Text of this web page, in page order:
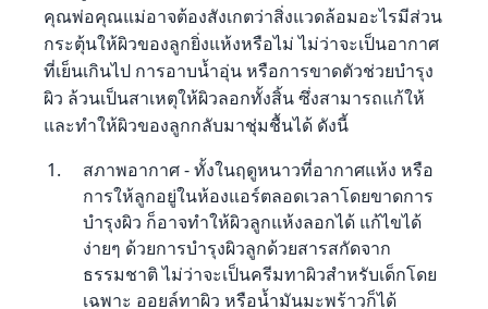
คุณพ่อคุณแม่อาจต้องสังเกตว่าสิ่งแวดล้อมอะไรมีส่วน
กระตุ้นให้ผิวของลูกยิ่งแห้งหรือไม่ ไม่ว่าจะเป็นอากาศ
ที่เย็นเกินไป การอาบน้ำอุ่น หรือการขาดตัวช่วยบำรุง
ผิว ล้วนเป็นสาเหตุให้ผิวลอกทั้งสิ้น ซึ่งสามารถแก้ให้
และทำให้ผิวของลูกกลับมาชุ่มชื้นได้ ดังนี้
สภาพอากาศ - ทั้งในฤดูหนาวที่อากาศแห้ง หรือ
การให้ลูกอยู่ในห้องแอร์ตลอดเวลาโดยขาดการ
บำรุงผิว ก็อาจทำให้ผิวลูกแห้งลอกได้ แก้ไขได้
ง่ายๆ ด้วยการบำรุงผิวลูกด้วยสารสกัดจาก
ธรรมชาติ ไม่ว่าจะเป็นครีมทาผิวสำหรับเด็กโดย
เฉพาะ ออยล์ทาผิว หรือน้ำมันมะพร้าวก็ได้